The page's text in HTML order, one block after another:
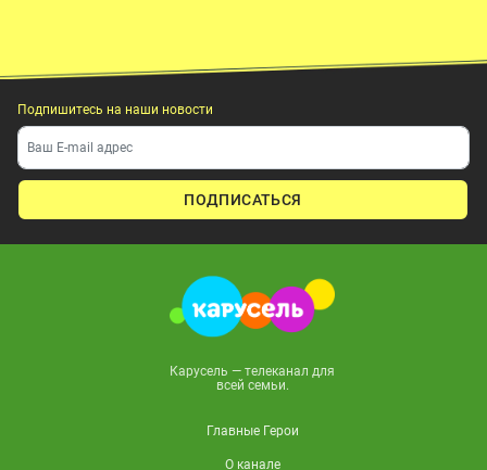
Подпишитесь на наши новости
ПОДПИСАТЬСЯ
Карусель — телеканал для
всей семьи.
Главные Герои
О канале